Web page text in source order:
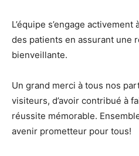
L’équipe s’engage
des patients en assurant une
bienveillante.
Un grand merci à tous nos
visiteurs, d’avoir contribué à
réussite mémorable.
avenir prometteur pour tous!